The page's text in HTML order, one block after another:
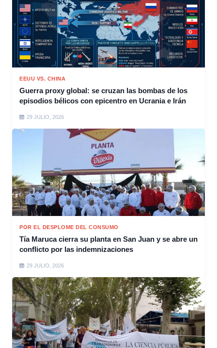
EEUU VS. CHINA
Guerra proxy global: se cruzan las bombas de los
episodios bélicos con epicentro en Ucrania e Irán
29 JULIO, 2026
POR EL DESPLOME DEL CONSUMO
Tía Maruca cierra su planta en San Juan y se abre un
conflicto por las indemnizaciones
29 JULIO, 2026